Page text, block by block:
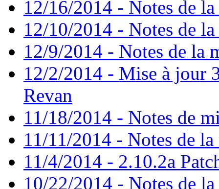
12/16/2014 - Notes de
12/10/2014 - Notes de
12/9/2014 - Notes de la
12/2/2014 - Mise à jour
Revan
11/18/2014 - Notes de
11/11/2014 - Notes de
11/4/2014 - 2.10.2a
10/22/2014 - Notes de